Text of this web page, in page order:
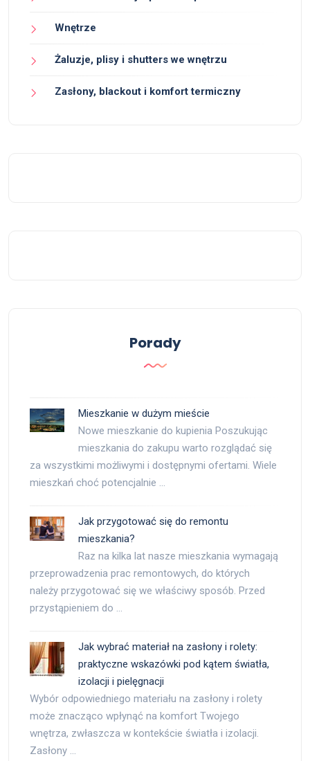
Wnętrze
Żaluzje, plisy i shutters we wnętrzu
Zasłony, blackout i komfort termiczny
Porady
Mieszkanie w dużym mieście
Nowe mieszkanie do kupienia Poszukując
mieszkania do zakupu warto rozglądać się
za wszystkimi możliwymi i dostępnymi ofertami. Wiele
mieszkań choć potencjalnie …
Jak przygotować się do remontu
mieszkania?
Raz na kilka lat nasze mieszkania wymagają
przeprowadzenia prac remontowych, do których
należy przygotować się we właściwy sposób. Przed
przystąpieniem do …
Jak wybrać materiał na zasłony i rolety:
praktyczne wskazówki pod kątem światła,
izolacji i pielęgnacji
Wybór odpowiedniego materiału na zasłony i rolety
może znacząco wpłynąć na komfort Twojego
wnętrza, zwłaszcza w kontekście światła i izolacji.
Zasłony …